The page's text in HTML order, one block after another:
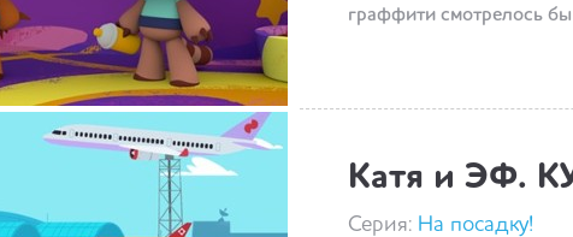
граффити смотрелось бы
Катя и ЭФ.
Серия: На посадку!